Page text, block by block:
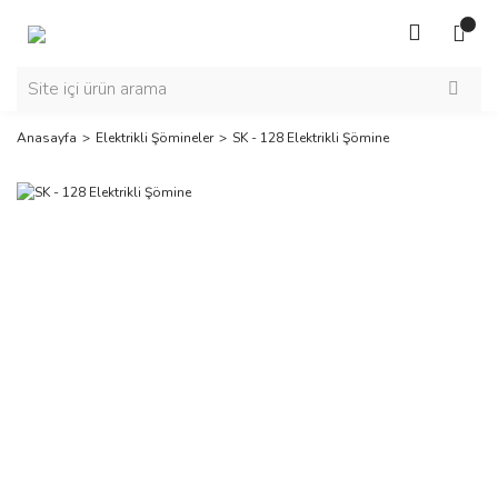
Anasayfa Elektrikli Şömineler SK - 128 Elektrikli Şömine